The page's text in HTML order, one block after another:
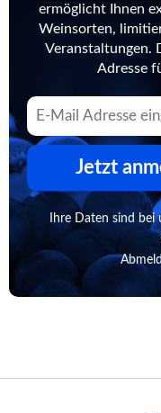
ermöglicht Ihnen
Weinsorten,
Veranstaltungen.
Adresse
Jetzt
Ihre Daten sind